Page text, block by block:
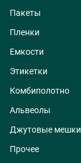
Пакеты
Пленки
Емкости
Этикетки
Комбиполотно
Альвеолы
Джутовые мешки
Прочее